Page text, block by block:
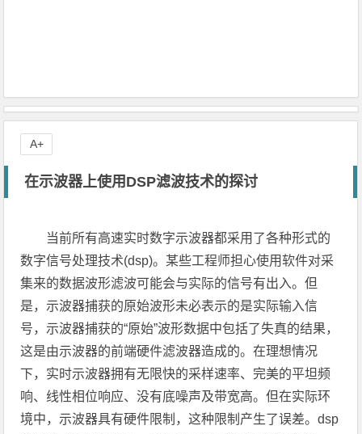
在示波器上使用DSP滤波技术的探讨
当前所有高速实时数字示波器都采用了各种形式的
数字信号处理技术(dsp)。某些工程师担心使用软件对采
集来的数据波形滤波可能会与实际的信号有出入。但
是，示波器捕获的原始波形未必表示的是实际输入信
号，示波器捕获的“原始”波形数据中包括了失真的结果，
这是由示波器的前端硬件滤波器造成的。在理想情况
下，实时示波器拥有无限快的采样速率、完美的平坦频
响、线性相位响应、没有底噪声及带宽高。但在实际环
境中，示波器具有硬件限制，这种限制产生了误差。dsp
A+